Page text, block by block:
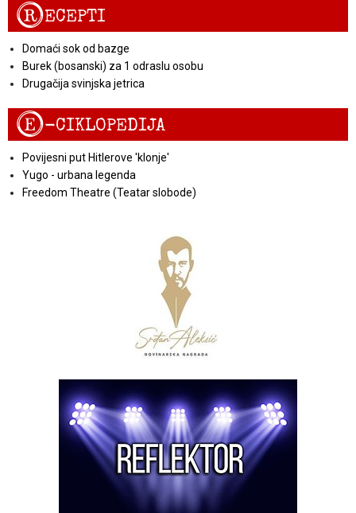
RECEPTI
Domaći sok od bazge
Burek (bosanski) za 1 odraslu osobu
Drugačija svinjska jetrica
E-CIKLOPEDIJA
Povijesni put Hitlerove 'klonje'
Yugo - urbana legenda
Freedom Theatre (Teatar slobode)